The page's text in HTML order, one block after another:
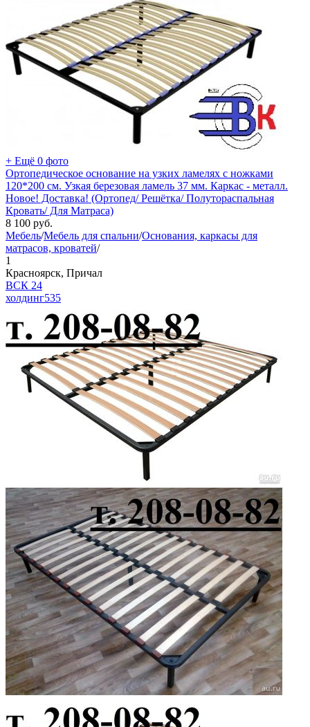
+ Ещё 0 фото
Ортопедическое основание на узких ламелях с ножками
120*200 см. Узкая березовая ламель 37 мм. Каркас - металл.
Новое! Доставка! (Ортопед/ Решётка/ Полутораспальная
Кровать/ Для Матраса)
8 100 руб.
Мебель/Мебель для спальни/Основания, каркасы для
матрасов, кроватей/
1
Красноярск, Причал
ВСК 24
холдинг535